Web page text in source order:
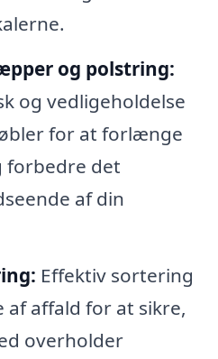
og polstring:
og vedligeholdelse
for at forlænge
forbedre det
af din
Effektiv sortering
af affald for at sikre,
overholder